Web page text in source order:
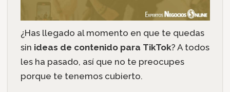
¿Has llegado al momento en que te quedas
sin ideas de contenido para TikTok? A todos
les ha pasado, así que no te preocupes
porque te tenemos cubierto.